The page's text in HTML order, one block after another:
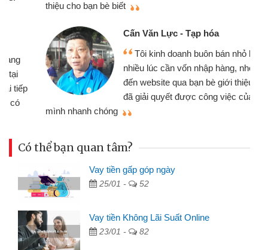
thiệu cho bạn bè biết
Cấn Văn Lực - Tạp hóa
Tôi kinh doanh buôn bán nhỏ lẻ
nhiều lúc cần vốn nhập hàng, nhờ biết
đến website qua bạn bè giới thiệu tôi
đã giải quyết được công việc của
mình nhanh chóng
Có thể bạn quan tâm?
Vay tiền gấp góp ngày
25/01 - 52
Vay tiền Không Lãi Suất Online
23/01 - 82